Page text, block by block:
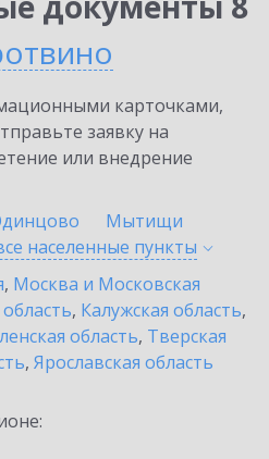
карточками,
заявку на
или внедрение
Мытищи
населенные пункты
, Москва и Московская
, Калужская область,
область, Тверская
, Ярославская область